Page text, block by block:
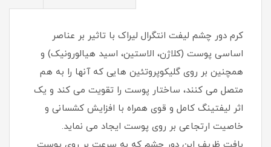
کرم دور چشم لیفت انتگرال لیراک با تاثیر بر عناصر
اساسی پوست (کلاژن، الاستین، اسید هیالورونیک) و
همچنین بر روی گلیکوپروتئین هایی که آنها را به هم
متصل می کنند، ساختار پوست را تقویت می کند و یک
اثر لیفتینگ کامل و قوی همراه با افزایش کشسانی و
خاصیت ارتجاعی بر روی پوست ایجاد می نماید.